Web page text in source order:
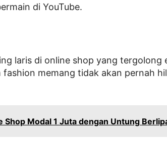
di YouTube.
laris di online shop yang tergolong
memang tidak akan pernah
Shop Modal 1 Juta dengan Untung